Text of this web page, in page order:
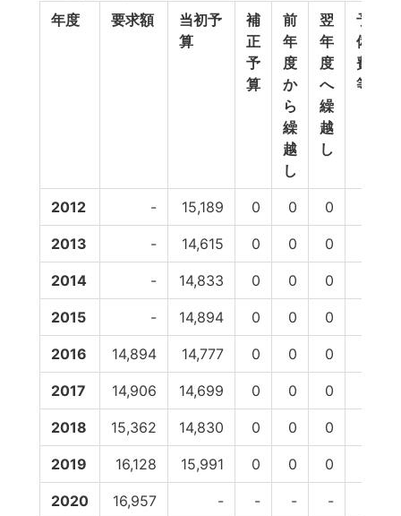
年度
要求額
当初予
算
補
正
予
算
前
年
度
か
ら
繰
越
し
翌
年
度
へ
繰
越
し
予
備
費
等
2012 - 15,189 0 0 0
2013 - 14,615 0 0 0
2014 - 14,833 0 0 0
2015 - 14,894 0 0 0
2016 14,894 14,777 0 0 0
2017 14,906 14,699 0 0 0
2018 15,362 14,830 0 0 0
2019 16,128 15,991 0 0 0
2020 16,957 - - - -